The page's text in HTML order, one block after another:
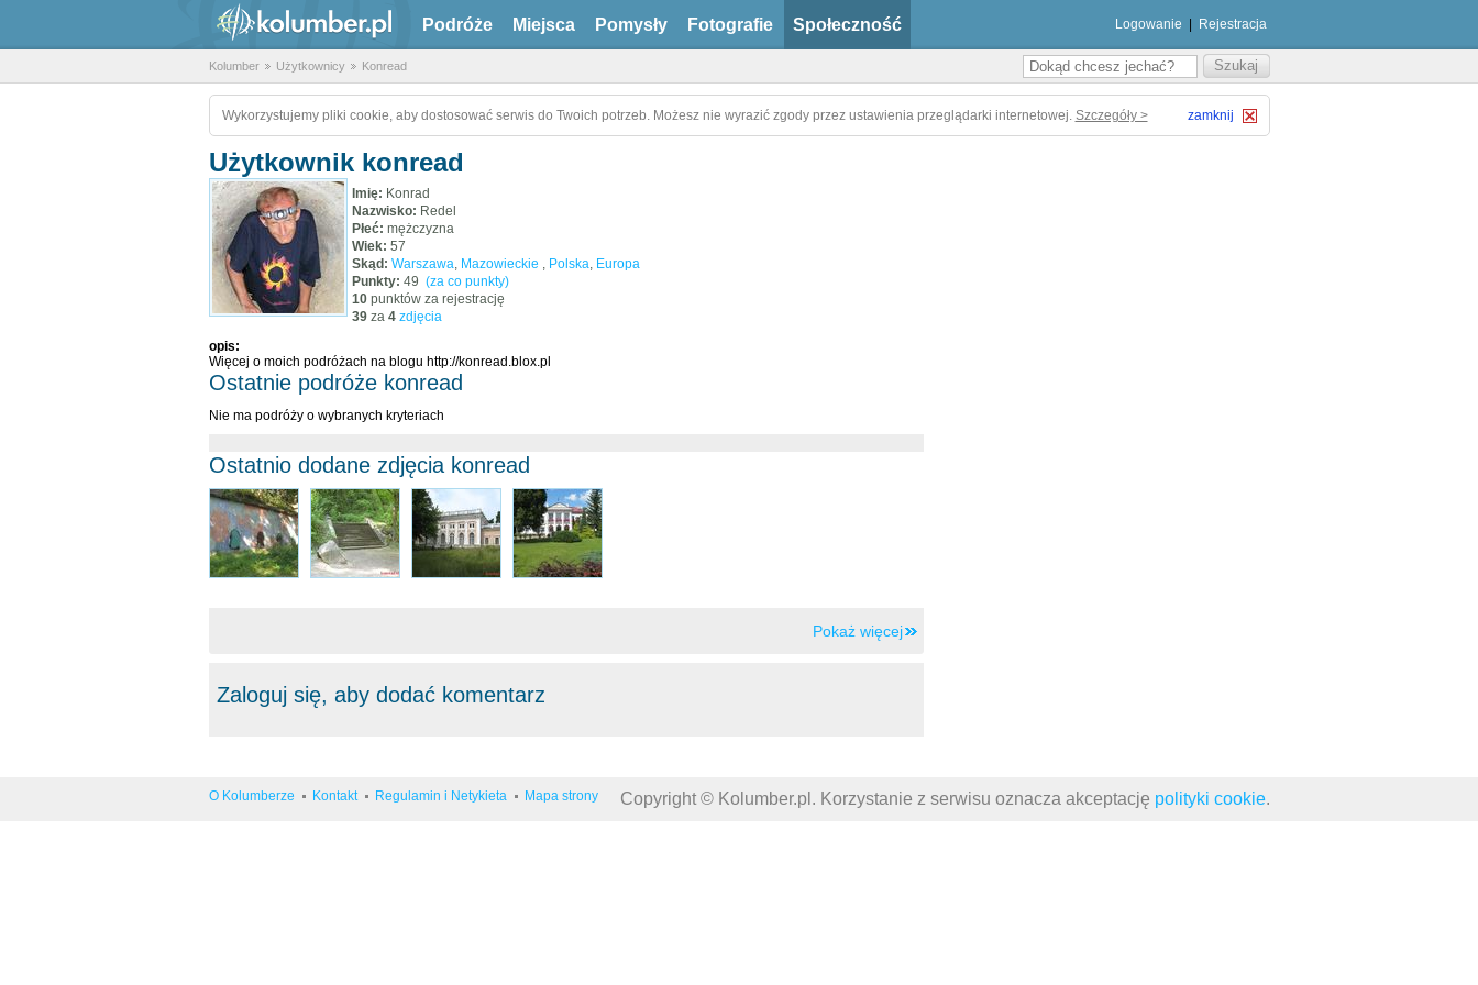
Podróże Miejsca Pomysły Fotografie Społeczność Logowanie Rejestracja
Kolumber Użytkownicy Konread
Wykorzystujemy pliki cookie, aby dostosować serwis do Twoich potrzeb. Możesz nie wyrazić zgody przez ustawienia przeglądarki internetowej. Szczegóły > zamknij
Użytkownik konread
Imię: Konrad
Nazwisko: Redel
Płeć: mężczyzna
Wiek: 57
Skąd: Warszawa, Mazowieckie , Polska, Europa
Punkty: 49 (za co punkty)
10punktów za rejestrację
39za 4 zdjęcia
opis:
Więcej o moich podróżach na blogu http://konread.blox.pl
Ostatnie podróże konread
Nie ma podróży o wybranych kryteriach
Ostatnio dodane zdjęcia konread
Pokaż więcej
Zaloguj się, aby dodać komentarz
O Kolumberze Kontakt Regulamin i Netykieta Mapa strony Copyright © Kolumber.pl. Korzystanie z serwisu oznacza akceptację polityki cookie.